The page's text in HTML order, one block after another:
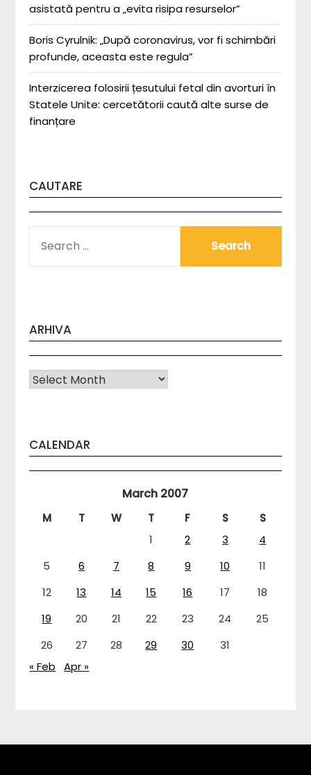
asistată pentru a „evita risipa resurselor”
Boris Cyrulnik: „După coronavirus, vor fi schimbări
profunde, aceasta este regula”
Interzicerea folosirii țesutului fetal din avorturi în
Statele Unite: cercetătorii caută alte surse de
finanțare
CAUTARE
FOR:
ARHIVA
Arhiva
CALENDAR
March 2007
M T W T F S
S
1
2 3
4
5
6 7 8 9 10
11
12
13 14 15 16 17
18
19
20 21 22 23 24
25
26
27 28 29 30
31
« Feb
Apr »